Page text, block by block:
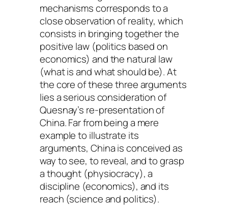
mechanisms corresponds to a
close observation of reality, which
consists in bringing together the
positive law (politics based on
economics) and the natural law
(what is and what should be). At
the core of these three arguments
lies a serious consideration of
Quesnay’s re-presentation of
China. Far from being a mere
example to illustrate its
arguments, China is conceived as
way to see, to reveal, and to grasp
a thought (physiocracy), a
discipline (economics), and its
reach (science and politics).